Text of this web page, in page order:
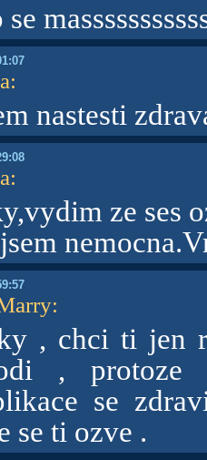
:
nastesti
:
ze ses
:
, chci ti jen
,
se
se ti ozve .